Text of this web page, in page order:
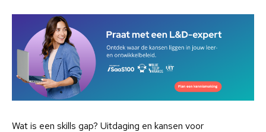
Wat is een skills gap? Uitdaging en kansen voor